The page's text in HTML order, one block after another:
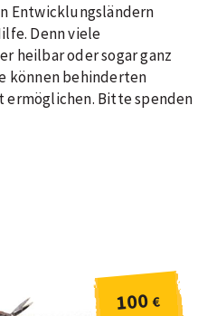
Entwicklungsländern
Denn viele
heilbar oder sogar ganz
können behinderten
ermöglichen. Bitte spenden
100€